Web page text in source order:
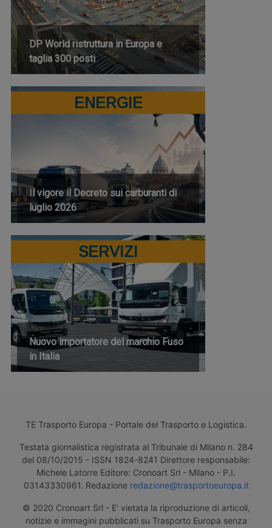
DP World ristruttura in Europa e
taglia 300 posti
ENERGIE
Il vigore il Decreto sui carburanti di
luglio 2026
SERVIZI
Nuovo importatore del marchio Fuso
in Italia
TE Trasporto Europa - Portale del Trasporto e Logistica.
Testata giornalistica registrata al Tribunale di Milano n. 284
del 08/10/2015 - ISSN 1824-8241 Direttore responsabile:
Michele Latorre Editore: Cronoart Srl - Milano - P.I.
03143330961. Redazione redazione@trasportoeuropa.it
© 2020 Cronoart Srl - E' vietata la riproduzione di articoli,
notizie e immagini pubblicati su Trasporto Europa senza